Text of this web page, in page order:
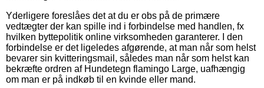
Yderligere foreslåes det at du er obs på de primære
vedtægter der kan spille ind i forbindelse med handlen, fx
hvilken byttepolitik online virksomheden garanterer. I den
forbindelse er det ligeledes afgørende, at man når som helst
bevarer sin kvitteringsmail, således man når som helst kan
bekræfte ordren af Hundetegn flamingo Large, uafhængig
om man er på indkøb til en kvinde eller mand.